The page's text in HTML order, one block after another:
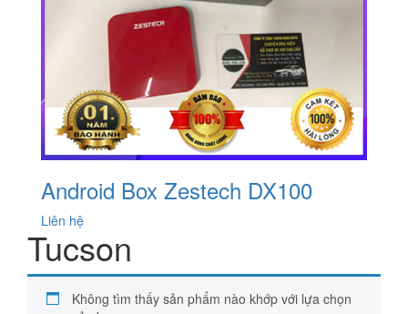
Android Box Zestech DX100
Liên hệ
Tucson
Không tìm thấy sản phẩm nào khớp với lựa chọn